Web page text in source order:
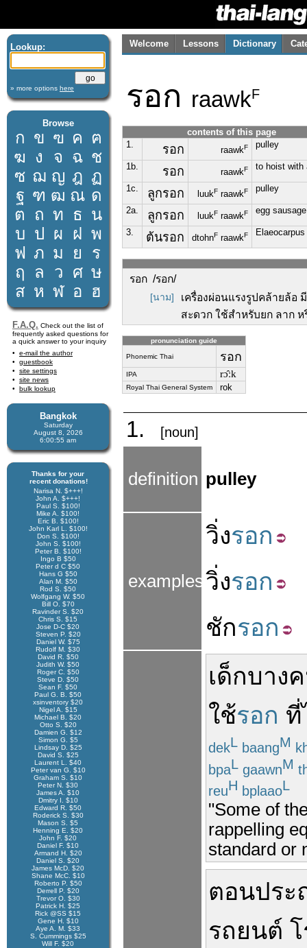
Lookup:
» more options here
Browse
ก ข ฃ ค ฅ
ฆ ง จ ฉ ช
ซ ฌ ญ ฎ ฏ
ฐ ฑ ฒ ณ ด
ต ถ ท ธ น
บ ป ผ ฝ พ
ฟ ภ ม ย
ร
ฤ
ล ว ศ ษ
ส ห ฬ อ ฮ
F.A.Q. Check out the list of
frequently asked questions for
a quick answer to your inquiry
e-mail the author
guestbook
site settings
site news
bulk lookup
Bangkok
Saturday
August 8, 2026
6:00:56 am
Thanks for your
recent donations!
Narisa N. $+++!
John A. $+++!
Paul S. $100!
Mike A. $100!
Eric B. $100!
John Karl L. $100!
Don S. $100!
John S. $100!
Peter B. $100!
Ingo B $50
Peter d C $50
Hans G $50
Alan M. $50
Rod S. $50
Wolfgang W. $50
Bill O. $70
Ravinder S. $20
Chris S. $15
Jose D-C $20
Steven P. $20
Daniel W. $75
Rudolf M. $30
David R. $50
Judith W. $50
Roger C. $50
Steve D. $50
Sean F. $50
Paul G. B. $50
xsinventory $20
Nigel A. $15
Michael B. $20
Otto S. $20
Damien G. $12
Simon G. $5
Lindsay D. $25
David S. $25
Laurent L. $40
Peter van G. $10
Graham S. $10
Peter N. $30
James A. $10
Dmitry I. $10
Edward R. $50
Roderick S. $30
Mason S. $5
Henning E. $20
John F. $20
Daniel F. $10
Armand H. $20
Daniel S. $20
James McD. $20
Shane McC. $10
Roberto P. $50
Derrell P. $20
Trevor O. $30
Patrick H. $25
Rick @SS $15
Gene H. $10
Aye A. M. $33
S. Cummings $25
Will F. $20
Welcome Lessons Dictionary
รอก raawkF
contents of this page
1.
รอก raawkF pulley
1b. รอก raawkF to hoist with
1c. ลูกรอก luukF raawkF pulley
2a. ลูกรอก luukF raawkF egg sausage
3. ต้นรอก dtohnF raawkF
รอก /รอก/
[นาม]
เครื่องผ่อนแรงรูปคล้ายล้อ
สะดวก ใช้สำหรับยก ลาก
pronunciation guide
Phonemic Thai รอก
IPA rɔ̂ːk
Royal Thai General System rok
1. [noun]
definition pulley
examples
วิ่งรอก
วิ่งรอก
ชักรอก
เด็กบาง
ใช้รอก ที่
dekL baangM
bpaL gaawnM
reuH bplaaoL
"Some of
rappelling
standard or
ตอนประ
รถยนต์